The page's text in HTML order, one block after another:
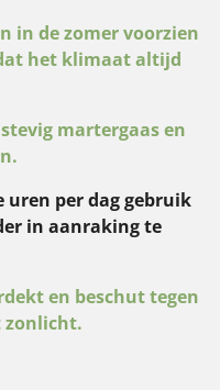
in de zomer voorzien
het klimaat altijd
martergaas en
uren per dag gebruik
in aanraking te
en beschut tegen
zonlicht.